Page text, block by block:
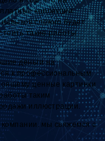
коллекции
сложно будет
такие работы
деньги на
к профессиональным
ценные картинки
таким
иллюстрации.
компании. мы свяжемся с